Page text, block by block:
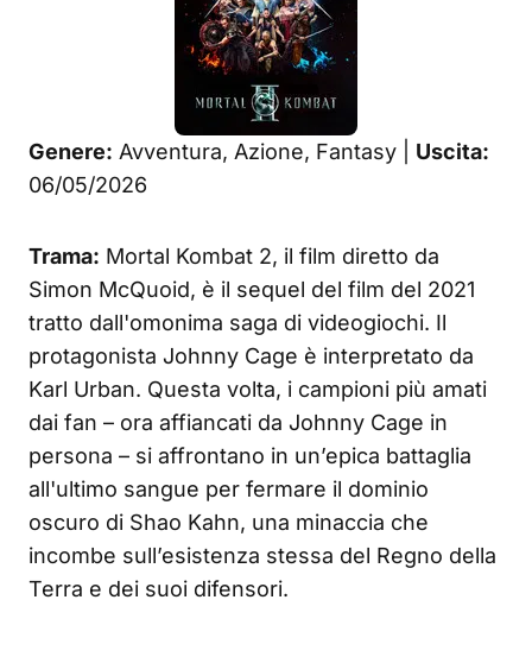
Genere: Avventura, Azione, Fantasy | Uscita:
06/05/2026
Trama: Mortal Kombat 2, il film diretto da
Simon McQuoid, è il sequel del film del 2021
tratto dall'omonima saga di videogiochi. Il
protagonista Johnny Cage è interpretato da
Karl Urban. Questa volta, i campioni più amati
dai fan – ora affiancati da Johnny Cage in
persona – si affrontano in un’epica battaglia
all'ultimo sangue per fermare il dominio
oscuro di Shao Kahn, una minaccia che
incombe sull’esistenza stessa del Regno della
Terra e dei suoi difensori.